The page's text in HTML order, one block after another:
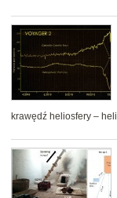
krawędź heliosfery –